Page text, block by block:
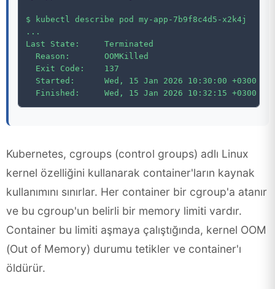
$ kubectl describe pod my-app-7b9f8c4d5-x2k4j
...
Last State:     Terminated
  Reason:       OOMKilled
  Exit Code:    137
  Started:      Wed, 15 Jan 2026 10:30:00 +0300
Kubernetes, cgroups (control groups) adlı Linux
kernel özelliğini kullanarak container'ların kaynak
kullanımını sınırlar. Her container bir cgroup'a atanır
ve bu cgroup'un belirli bir memory limiti vardır.
Container bu limiti aşmaya çalıştığında, kernel OOM
(Out of Memory) durumu tetikler ve container'ı
öldürür.